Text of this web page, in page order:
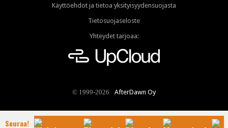
Käyttöehdot ja tietoa yksityisyydensuojasta
Tietosuojaseloste
Yhteydet tarjoaa:
© 1999-2026 AfterDawn Oy
Seuraa!